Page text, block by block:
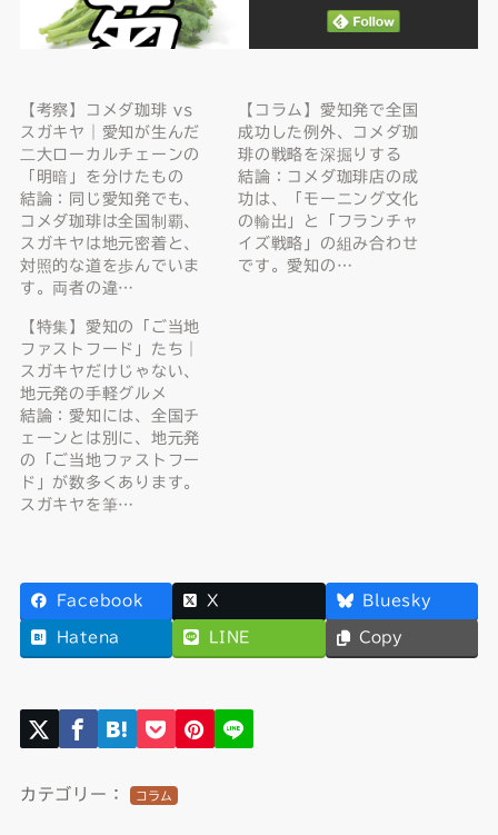
【考察】コメダ珈琲 vs
スガキヤ｜愛知が生んだ
二大ローカルチェーンの
「明暗」を分けたもの
結論：同じ愛知発でも、
コメダ珈琲は全国制覇、
スガキヤは地元密着と、
対照的な道を歩んでいま
す。両者の違…
【コラム】愛知発で全国
成功した例外、コメダ珈
琲の戦略を深掘りする
結論：コメダ珈琲店の成
功は、「モーニング文化
の輸出」と「フランチャ
イズ戦略」の組み合わせ
です。愛知の…
【特集】愛知の「ご当地
ファストフード」たち｜
スガキヤだけじゃない、
地元発の手軽グルメ
結論：愛知には、全国チ
ェーンとは別に、地元発
の「ご当地ファストフー
ド」が数多くあります。
スガキヤを筆…
Facebook X Bluesky
Hatena LINE Copy
カテゴリー： コラム